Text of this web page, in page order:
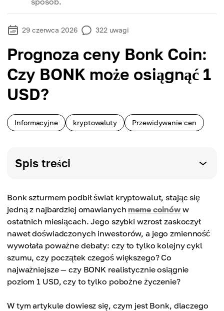
29 czerwca 2026 322 uwagi
Prognoza ceny Bonk Coin:
Czy BONK może osiągnąć 1
USD?
Informacyjne kryptowaluty Przewidywanie cen
Spis treści
Bonk szturmem podbił świat kryptowalut, stając się
jedną z najbardziej omawianychmeme coinóww
ostatnich miesiącach. Jego szybki wzrost zaskoczył
nawet doświadczonych inwestorów, a jego zmienność
wywołała poważne debaty: czy to tylko kolejny cykl
szumu, czy początek czegoś większego? Co
najważniejsze — czy BONK realistycznie osiągnie
poziom 1 USD, czy to tylko pobożne życzenie?
W tym artykule dowiesz się, czym jest Bonk, dlaczego